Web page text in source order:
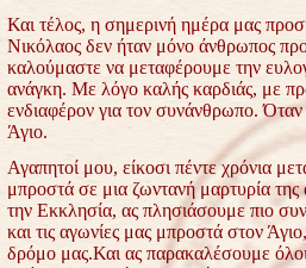
Και τέλος, η σημερινή ημέρα μας
Νικόλαος δεν ήταν μόνο άνθρωπος
καλούμαστε να μεταφέρουμε την
ανάγκη. Με λόγο καλής καρδιάς, με
ενδιαφέρον για τον συνάνθρωπο. Όταν
Άγιο.
Αγαπητοί μου, είκοσι πέντε χρόνια
μπροστά σε μια ζωντανή μαρτυρία
την Εκκλησία, ας πλησιάσουμε πιο
και τις αγωνίες μας μπροστά στον
δρόμο μας.Και ας παρακαλέσουμε